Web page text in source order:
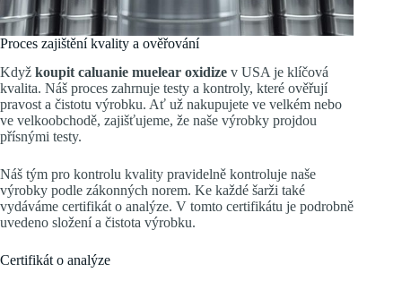
Proces zajištění kvality a ověřování
Když koupit caluanie muelear oxidize v USA je klíčová
kvalita. Náš proces zahrnuje testy a kontroly, které ověřují
pravost a čistotu výrobku. Ať už nakupujete ve velkém nebo
ve velkoobchodě, zajišťujeme, že naše výrobky projdou
přísnými testy.
Náš tým pro kontrolu kvality pravidelně kontroluje naše
výrobky podle zákonných norem. Ke každé šarži také
vydáváme certifikát o analýze. V tomto certifikátu je podrobně
uvedeno složení a čistota výrobku.
Certifikát o analýze